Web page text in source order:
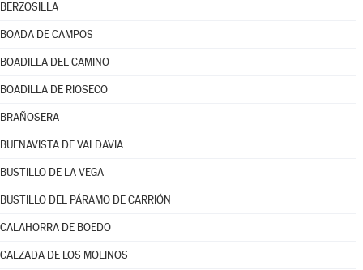
BERZOSILLA
BOADA DE CAMPOS
BOADILLA DEL CAMINO
BOADILLA DE RIOSECO
BRAÑOSERA
BUENAVISTA DE VALDAVIA
BUSTILLO DE LA VEGA
BUSTILLO DEL PÁRAMO DE CARRIÓN
CALAHORRA DE BOEDO
CALZADA DE LOS MOLINOS